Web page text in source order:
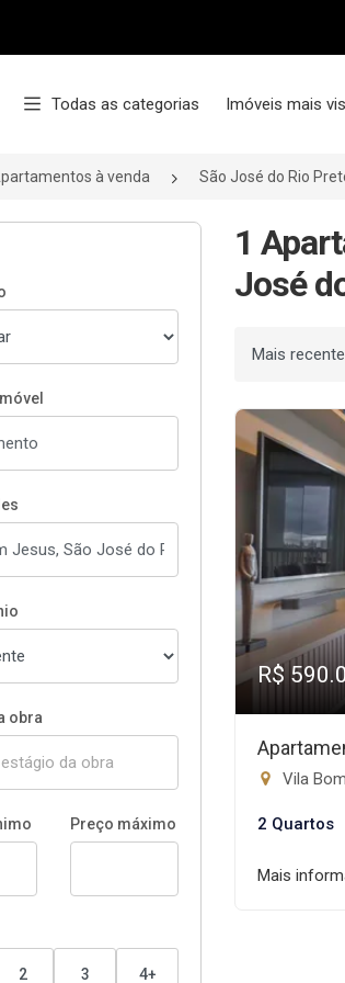
Todas as categorias Imóveis mais
à venda São José do Rio
obra
Preço máximo
2 3 4+
1
José
Ordenar por
R$
Vila
2 Quartos
Mais